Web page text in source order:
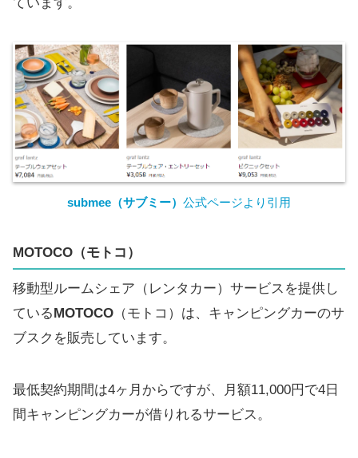
submee（サブミー） 公式ページより引用
MOTOCO （モトコ）
移動型ルームシェア（レンタカー）サービスを提供し
ている MOTOCO （モトコ）は、キャンピングカーのサ
ブスクを販売しています。
最低契約期間は4ヶ月からですが、月額11,000円で4日
間キャンピングカーが借りれるサービス。